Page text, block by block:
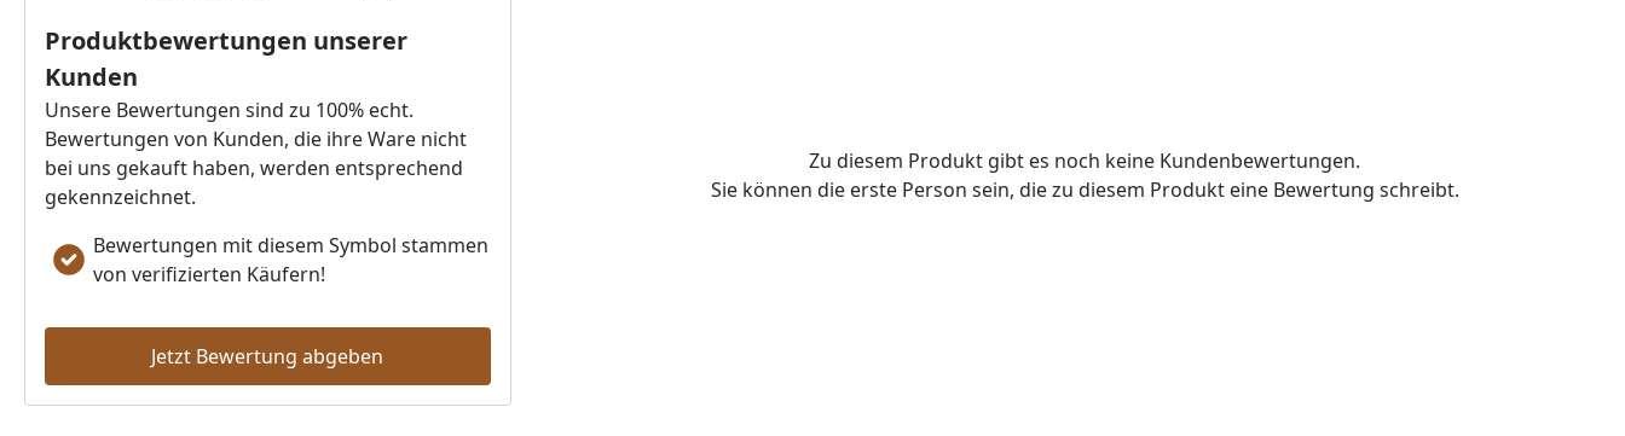
Produktbewertungen unserer
Kunden
Unsere Bewertungen sind zu 100% echt.
Bewertungen von Kunden, die ihre Ware nicht
bei uns gekauft haben, werden entsprechend
gekennzeichnet.
Bewertungen mit diesem Symbol stammen
von verifizierten Käufern!
Jetzt Bewertung abgeben
Zu diesem Produkt gibt es noch keine Kundenbewertungen.
Sie können die erste Person sein, die zu diesem Produkt eine Bewertung schreibt.